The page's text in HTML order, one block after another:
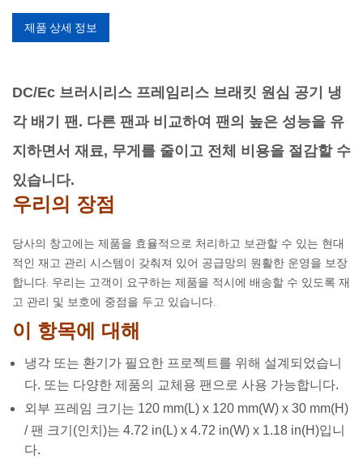
제품 상세 정보
DC/Ec 브러시리스 프레임리스 브래킷 원심 공기 냉
각 배기 팬. 다른 팬과 비교하여 팬의 높은 성능을 유
지하면서 재료, 무게를 줄이고 전체 비용을 절감할 수
있습니다.
우리의 장점
당사의 창고에는 제품을 효율적으로 처리하고 보관할 수 있는 현대
적인 재고 관리 시스템이 갖춰져 있어 공급망의 원활한 운영을 보장
합니다. 우리는 고객이 요구하는 제품을 적시에 배송할 수 있도록 재
고 관리 및 보호에 중점을 두고 있습니다.
이 항목에 대해
냉각 또는 환기가 필요한 프로젝트를 위해 설계되었습니
다. 또는 다양한 제품의 교체용 팬으로 사용 가능합니다.
외부 프레임 크기는 120 mm(L) x 120 mm(W) x 30 mm(H)
/ 팬 크기(인치)는 4.72 in(L) x 4.72 in(W) x 1.18 in(H)입니
다.